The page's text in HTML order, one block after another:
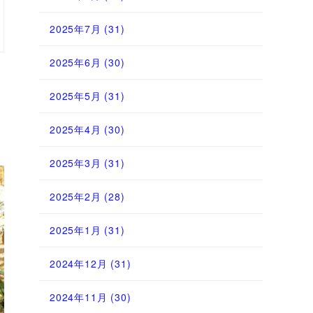
2025年7月 (31)
2025年6月 (30)
2025年5月 (31)
2025年4月 (30)
2025年3月 (31)
2025年2月 (28)
2025年1月 (31)
2024年12月 (31)
2024年11月 (30)